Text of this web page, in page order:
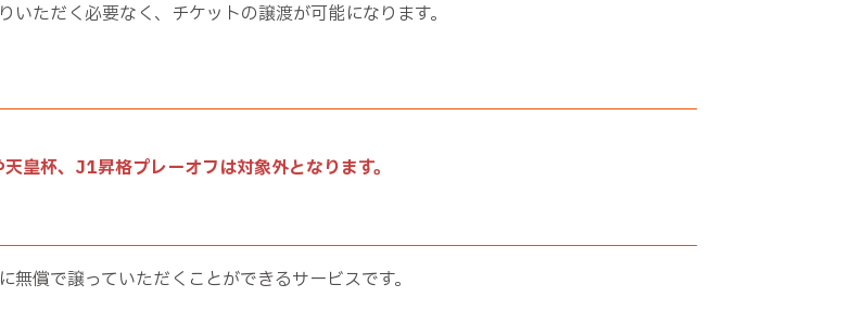
ただく必要なく、チケットの譲渡が可能になります。
杯、J1昇格プレーオフは対象外となります。
償で譲っていただくことができるサービスです。